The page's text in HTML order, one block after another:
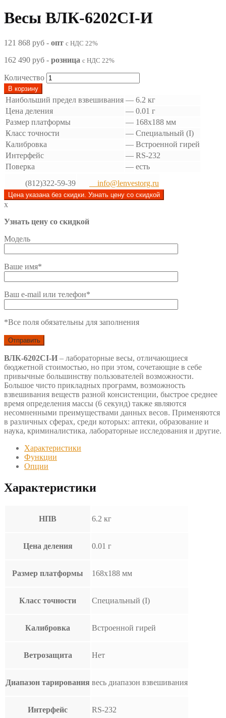
Весы ВЛК-6202СI-И
121 868 руб - опт с НДС 22%
162 490 руб - розница с НДС 22%
Количество
В корзину
Наибольший предел взвешивания — 6.2 кг
Цена деления
— 0.01 г
Размер платформы
— 168х188 мм
Класс точности
— Специальный (I)
Калибровка
— Встроенной гирей
Интерфейс
— RS-232
Поверка
— есть
(812)322-59-39
info@lenvestorg.ru
Цена указана без скидки. Узнать цену со скидкой
x
Узнать цену со скидкой
Модель
Ваше имя*
Ваш e-mail или телефон*
*Все поля обязательны для заполнения
ВЛК-6202СI-И – лабораторные весы, отличающиеся
бюджетной стоимостью, но при этом, сочетающие в себе
привычные большинству пользователей возможности.
Большое чисто прикладных программ, возможность
взвешивания веществ разной консистенции, быстрое среднее
время определения массы (6 секунд) также являются
несомненными преимуществами данных весов. Применяются
в различных сферах, среди которых: аптеки, образование и
наука, криминалистика, лабораторные исследования и другие.
Характеристики
Функции
Опции
Характеристики
НПВ 6.2 кг
Цена деления 0.01 г
Размер платформы 168х188 мм
Класс точности Специальный (I)
Калибровка Встроенной гирей
Ветрозащита Нет
Диапазон тарирования весь диапазон взвешивания
Интерфейс RS-232